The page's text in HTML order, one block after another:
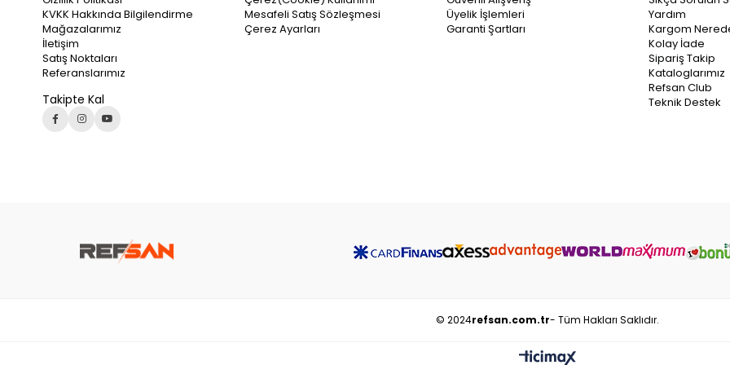
KVKK Hakkında Bilgilendirme
Mağazalarımız
İletişim
Satış Noktaları
Referanslarımız
Takipte Kal
Mesafeli Satış Sözleşmesi
Çerez Ayarları
Üyelik İşlemleri
Garanti Şartları
Yardım
Kargom
Kolay İade
Sipariş Takip
Kataloglarımız
Refsan Club
Teknik Destek
© 2024refsan.com.tr- Tüm Hakları Saklıdır.